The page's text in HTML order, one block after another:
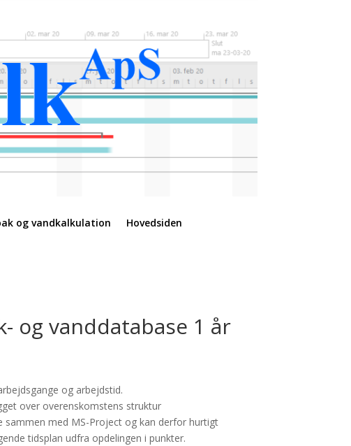
og vandkalkulation Hovedsiden
og vanddatabase 1 år
og arbejdstid.
over overenskomstens struktur
sammen med MS-Project og kan derfor hurtigt
tidsplan udfra opdelingen i punkter.